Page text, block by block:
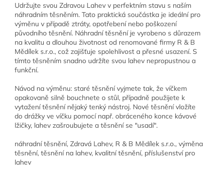
Udržujte svou Zdravou Lahev v perfektním stavu s naším
náhradním těsněním. Tato praktická součástka je ideální pro
výměnu v případě ztráty, opotřebení nebo poškození
původního těsnění. Náhradní těsnění je vyrobeno s důrazem
na kvalitu a dlouhou životnost od renomované firmy R & B
Mědílek s.r.o., což zajišťuje spolehlivost a přesné usazení. S
tímto těsněním snadno udržíte svou lahev nepropustnou a
funkční.
Návod na výměnu: staré těsnění vyjmete tak, že víčkem
opakovaně silně bouchnete o stůl, případně použijete k
vytažení těsnění nějaký tenký nástroj. Nové těsnění vložíte
do drážky ve víčku pomocí např. obráceného konce kávové
lžičky, lahev zašroubujete a těsnění se "usadí".
náhradní těsnění, Zdravá Lahev, R & B Mědílek s.r.o., výměna
těsnění, těsnění na lahev, kvalitní těsnění, příslušenství pro
lahev